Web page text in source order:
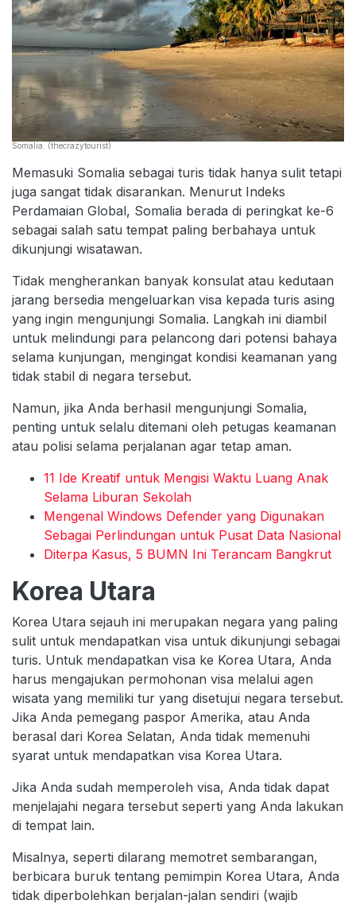
Somalia. (thecrazytourist)
Memasuki Somalia sebagai turis tidak hanya sulit tetapi
juga sangat tidak disarankan. Menurut Indeks
Perdamaian Global, Somalia berada di peringkat ke-6
sebagai salah satu tempat paling berbahaya untuk
dikunjungi wisatawan.
Tidak mengherankan banyak konsulat atau kedutaan
jarang bersedia mengeluarkan visa kepada turis asing
yang ingin mengunjungi Somalia. Langkah ini diambil
untuk melindungi para pelancong dari potensi bahaya
selama kunjungan, mengingat kondisi keamanan yang
tidak stabil di negara tersebut.
Namun, jika Anda berhasil mengunjungi Somalia,
penting untuk selalu ditemani oleh petugas keamanan
atau polisi selama perjalanan agar tetap aman.
11 Ide Kreatif untuk Mengisi Waktu Luang Anak
Selama Liburan Sekolah
Mengenal Windows Defender yang Digunakan
Sebagai Perlindungan untuk Pusat Data Nasional
Diterpa Kasus, 5 BUMN Ini Terancam Bangkrut
Korea Utara
Korea Utara sejauh ini merupakan negara yang paling
sulit untuk mendapatkan visa untuk dikunjungi sebagai
turis. Untuk mendapatkan visa ke Korea Utara, Anda
harus mengajukan permohonan visa melalui agen
wisata yang memiliki tur yang disetujui negara tersebut.
Jika Anda pemegang paspor Amerika, atau Anda
berasal dari Korea Selatan, Anda tidak memenuhi
syarat untuk mendapatkan visa Korea Utara.
Jika Anda sudah memperoleh visa, Anda tidak dapat
menjelajahi negara tersebut seperti yang Anda lakukan
di tempat lain.
Misalnya, seperti dilarang memotret sembarangan,
berbicara buruk tentang pemimpin Korea Utara, Anda
tidak diperbolehkan berjalan-jalan sendiri (wajib